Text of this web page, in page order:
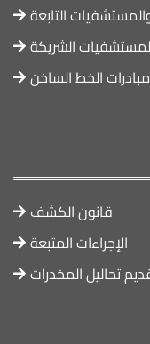
التابعة
الشريكة
مبادرات الخط الساخن
قانون الكشف
الإجراءات المتبعة
تحاليل المخدرات